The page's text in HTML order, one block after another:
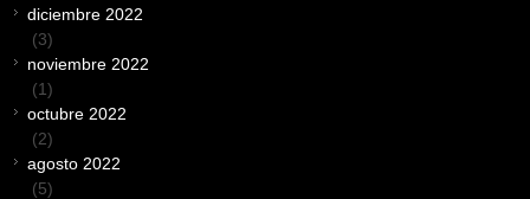
diciembre 2022
(3)
noviembre 2022
(1)
octubre 2022
(2)
agosto 2022
(5)